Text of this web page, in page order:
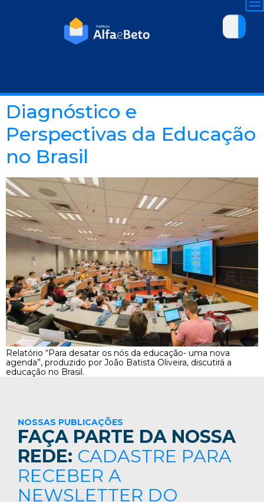
Diagnóstico e
Perspectivas da Educação
no Brasil
Relatório “Para desatar os nós da educação- uma nova
agenda”, produzido por João Batista Oliveira, discutirá a
educação no Brasil.
NOSSAS PUBLICAÇÕES
FAÇA PARTE DA NOSSA
REDE: CADASTRE PARA
RECEBER A
NEWSLETTER DO